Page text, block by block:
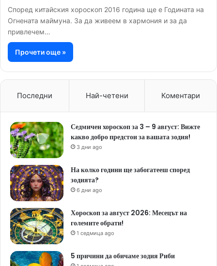
Според китайския хороскоп 2016 година ще е Годината на
Огнената маймуна. За да живеем в хармония и за да
привлечем…
Прочети още »
Последни Най-четени Коментари
Седмичен хороскоп за 3 – 9 август: Вижте
какво добро предстои за вашата зодия!
3 дни ago
На колко години ще забогатееш според
зодията?
6 дни ago
Хороскоп за август 2026: Месецът на
големите обрати!
1 седмица ago
5 причини да обичаме зодия Риби